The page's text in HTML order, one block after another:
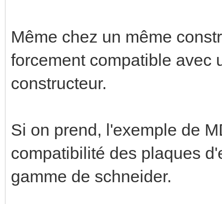
Même chez un même
forcement compatible avec
constructeur.
Si on prend, l'exemple de
compatibilité des plaques
gamme de schneider.